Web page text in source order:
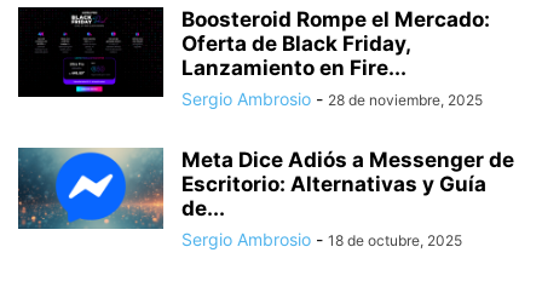
Boosteroid Rompe el Mercado:
Oferta de Black Friday,
Lanzamiento en Fire...
Sergio Ambrosio - 28 de noviembre, 2025
Meta Dice Adiós a Messenger de
Escritorio: Alternativas y Guía
de...
Sergio Ambrosio - 18 de octubre, 2025